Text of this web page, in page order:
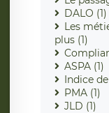
DALO (1)
Les
plus (1)
ASPA (1)
Indice
PMA (1)
JLD (1)